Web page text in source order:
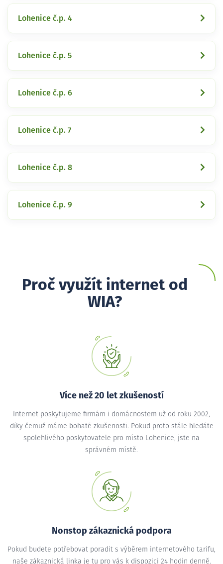
Lohenice č.p. 4
Lohenice č.p. 5
Lohenice č.p. 6
Lohenice č.p. 7
Lohenice č.p. 8
Lohenice č.p. 9
Proč využít internet od
WIA?
Více než 20 let zkušeností
Internet poskytujeme firmám i domácnostem už od roku 2002,
díky čemuž máme bohaté zkušenosti. Pokud proto stále hledáte
spolehlivého poskytovatele pro místo Lohenice, jste na
správném místě.
Nonstop zákaznická podpora
Pokud budete potřebovat poradit s výběrem internetového tarifu,
naše zákaznická linka je tu pro vás k dispozici 24 hodin denně.